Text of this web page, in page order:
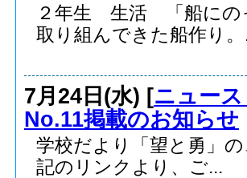
２年生 生活 「船にの
取り組んできた船作り。
7月24日(水) [ニュー
No.11掲載のお知らせ
学校だより「望と勇」
記のリンクより、ご...